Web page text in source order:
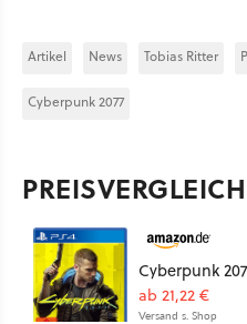
Artikel News Tobias Ritter
Cyberpunk 2077
PREISVERGLEICH
Cyberpunk
ab 21,22 €
Versand s. Shop